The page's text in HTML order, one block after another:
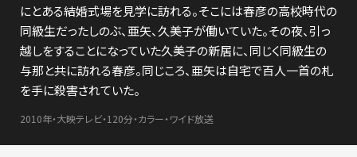
にとある結婚式場を見学に訪れる。そこには春彦の高校時代の
同級生だったしのぶ、亜矢、久美子が働いていた。その夜、引っ
越しをすることになっていた久美子の新居に、同じく同級生の
与那と共に訪れる春彦。同じころ、亜矢は自宅で百人一首の札
を手に殺害されていた。
2010年・大映テレビ・120分・カラー・ワイド放送